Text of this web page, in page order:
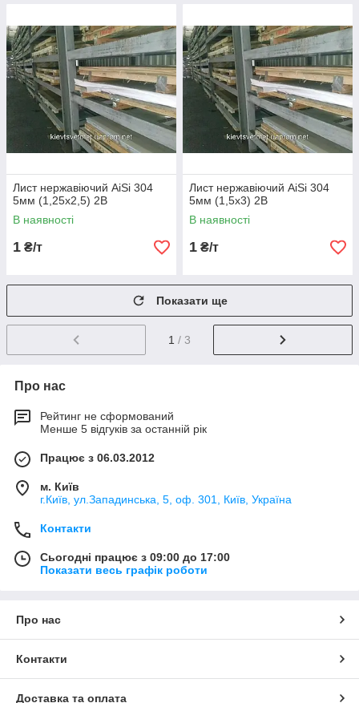
Лист нержавіючий AiSi 304
5мм (1,25х2,5) 2В
В наявності
1 ₴/т
Лист нержавіючий AiSi 304
5мм (1,5х3) 2В
В наявності
1 ₴/т
Показати ще
1 / 3
Про нас
Рейтинг не сформований
Менше 5 відгуків за останній рік
Працює з 06.03.2012
м. Київ
г.Київ, ул.Западинська, 5, оф. 301, Київ, Україна
Контакти
Сьогодні працює з 09:00 до 17:00
Показати весь графік роботи
Про нас
Контакти
Доставка та оплата